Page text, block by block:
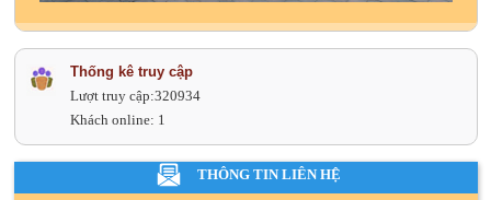
Thống kê truy cập
Lượt truy cập:320934
Khách online: 1
THÔNG TIN LIÊN HỆ